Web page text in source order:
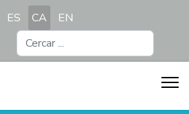
Seleccioni el seu idioma
ES CA EN
...